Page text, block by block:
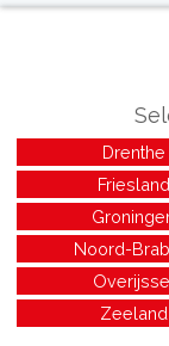
Drenthe
Friesland
Noord-
Zeeland